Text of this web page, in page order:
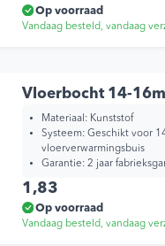
Op voorraad
Vandaag besteld, vandaag
Vloerbocht 14-
Materiaal: Kunststof
Systeem: Geschikt voor
vloerverwarmingsbuis
Garantie: 2 jaar
1,83
Op voorraad
Vandaag besteld, vandaag